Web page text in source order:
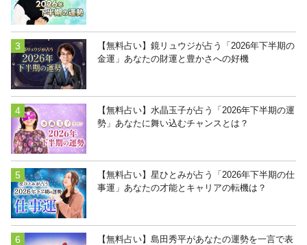
【無料占い】鏡リュウジが占う「2026年下半期の
金運」あなたの財運と豊かさへの好機
【無料占い】水晶玉子が占う「2026年下半期の運
勢」あなたに舞い込むチャンスとは？
【無料占い】星ひとみが占う「2026年下半期の仕
事運」あなたの才能とキャリアの転機は？
【無料占い】島田秀平があなたの運勢を一言で表